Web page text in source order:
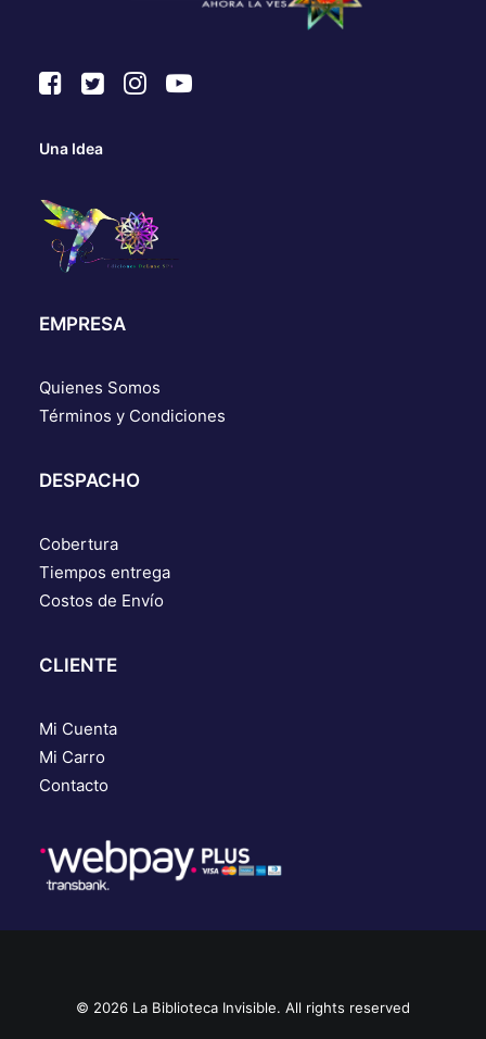
Una Idea
EMPRESA
Quienes Somos
Términos y Condiciones
DESPACHO
Cobertura
Tiempos entrega
Costos de Envío
CLIENTE
Mi Cuenta
Mi Carro
Contacto
© 2026 La Biblioteca Invisible. All rights reserved